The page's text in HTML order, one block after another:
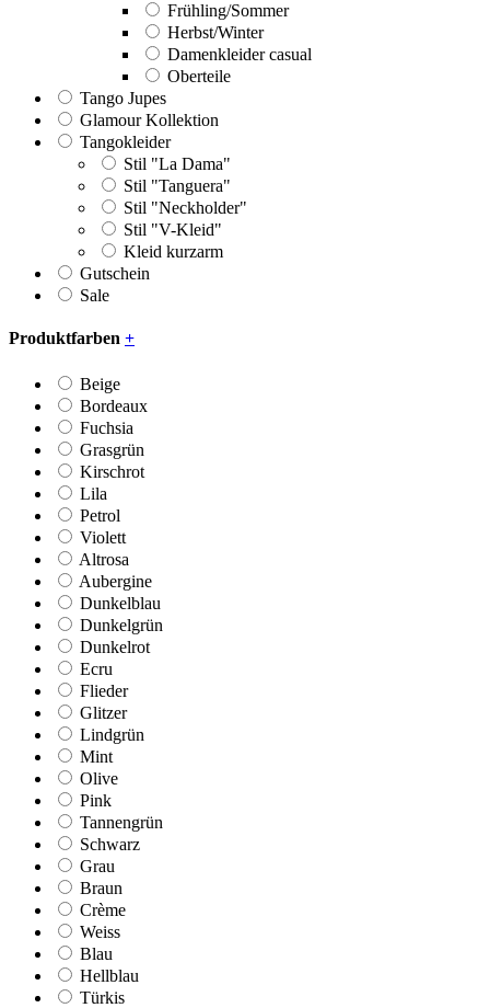
Frühling/Sommer
Herbst/Winter
Damenkleider casual
Oberteile
Tango Jupes
Glamour Kollektion
Tangokleider
Stil "La Dama"
Stil "Tanguera"
Stil "Neckholder"
Stil "V-Kleid"
Kleid kurzarm
Gutschein
Sale
Produktfarben +
Beige
Bordeaux
Fuchsia
Grasgrün
Kirschrot
Lila
Petrol
Violett
Altrosa
Aubergine
Dunkelblau
Dunkelgrün
Dunkelrot
Ecru
Flieder
Glitzer
Lindgrün
Mint
Olive
Pink
Tannengrün
Schwarz
Grau
Braun
Crème
Weiss
Blau
Hellblau
Türkis